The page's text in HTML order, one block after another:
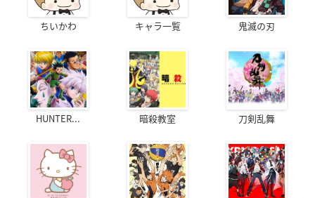
ちいかわ キャラ一覧 鬼滅の刃
HUNTER... 暗殺教室 刀剣乱舞